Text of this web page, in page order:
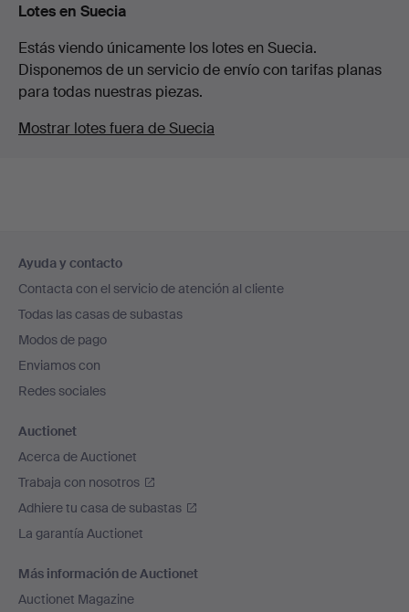
Lotes en Suecia
Estás viendo únicamente los lotes en Suecia.
Disponemos de un servicio de envío con tarifas planas
para todas nuestras piezas.
Mostrar lotes fuera de Suecia
en
el
pie
de
página
Ayuda y contacto
Contacta con el servicio de atención al cliente
Todas las casas de subastas
Modos de pago
Enviamos con
Redes sociales
Auctionet
Acerca de Auctionet
Trabaja con nosotros
Adhiere tu casa de subastas
La garantía Auctionet
Más información de Auctionet
Auctionet Magazine